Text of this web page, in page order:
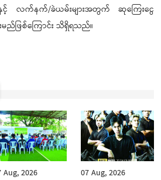
းနှင့် လက်နက်/ခဲယမ်းများအတွက် ဆုကြေးငွေ
ည်ဖြစ်ကြောင်း သိရှိရသည်။
Aug, 2026 07 Aug, 2026